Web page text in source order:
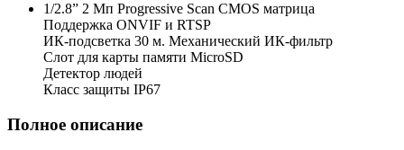
1/2.8” 2 Мп Progressive Scan CMOS матрица
Поддержка ONVIF и RTSP
ИК-подсветка 30 м. Механический ИК-фильтр
Слот для карты памяти MicroSD
Детектор людей
Класс защиты IP67
Полное описание